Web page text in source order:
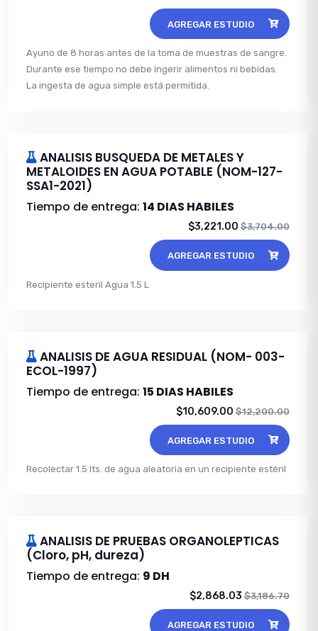
AGREGAR ESTUDIO
Ayuno de 8 horas antes de la toma de muestras de sangre.
Durante ese tiempo no debe ingerir alimentos ni bebidas.
La ingesta de agua simple está permitida.
ANALISIS BUSQUEDA DE METALES Y
METALOIDES EN AGUA POTABLE (NOM-127-
SSA1-2021)
Tiempo de entrega: 14 DIAS HABILES
$3,221.00 $3,704.00
AGREGAR ESTUDIO
Recipiente esteril Agua 1.5 L
ANALISIS DE AGUA RESIDUAL (NOM- 003-
ECOL-1997)
Tiempo de entrega: 15 DIAS HABILES
$10,609.00 $12,200.00
AGREGAR ESTUDIO
Recolectar 1.5 lts. de agua aleatoria en un recipiente estéril
ANALISIS DE PRUEBAS ORGANOLEPTICAS
(Cloro, pH, dureza)
Tiempo de entrega: 9 DH
$2,868.03 $3,186.70
AGREGAR ESTUDIO